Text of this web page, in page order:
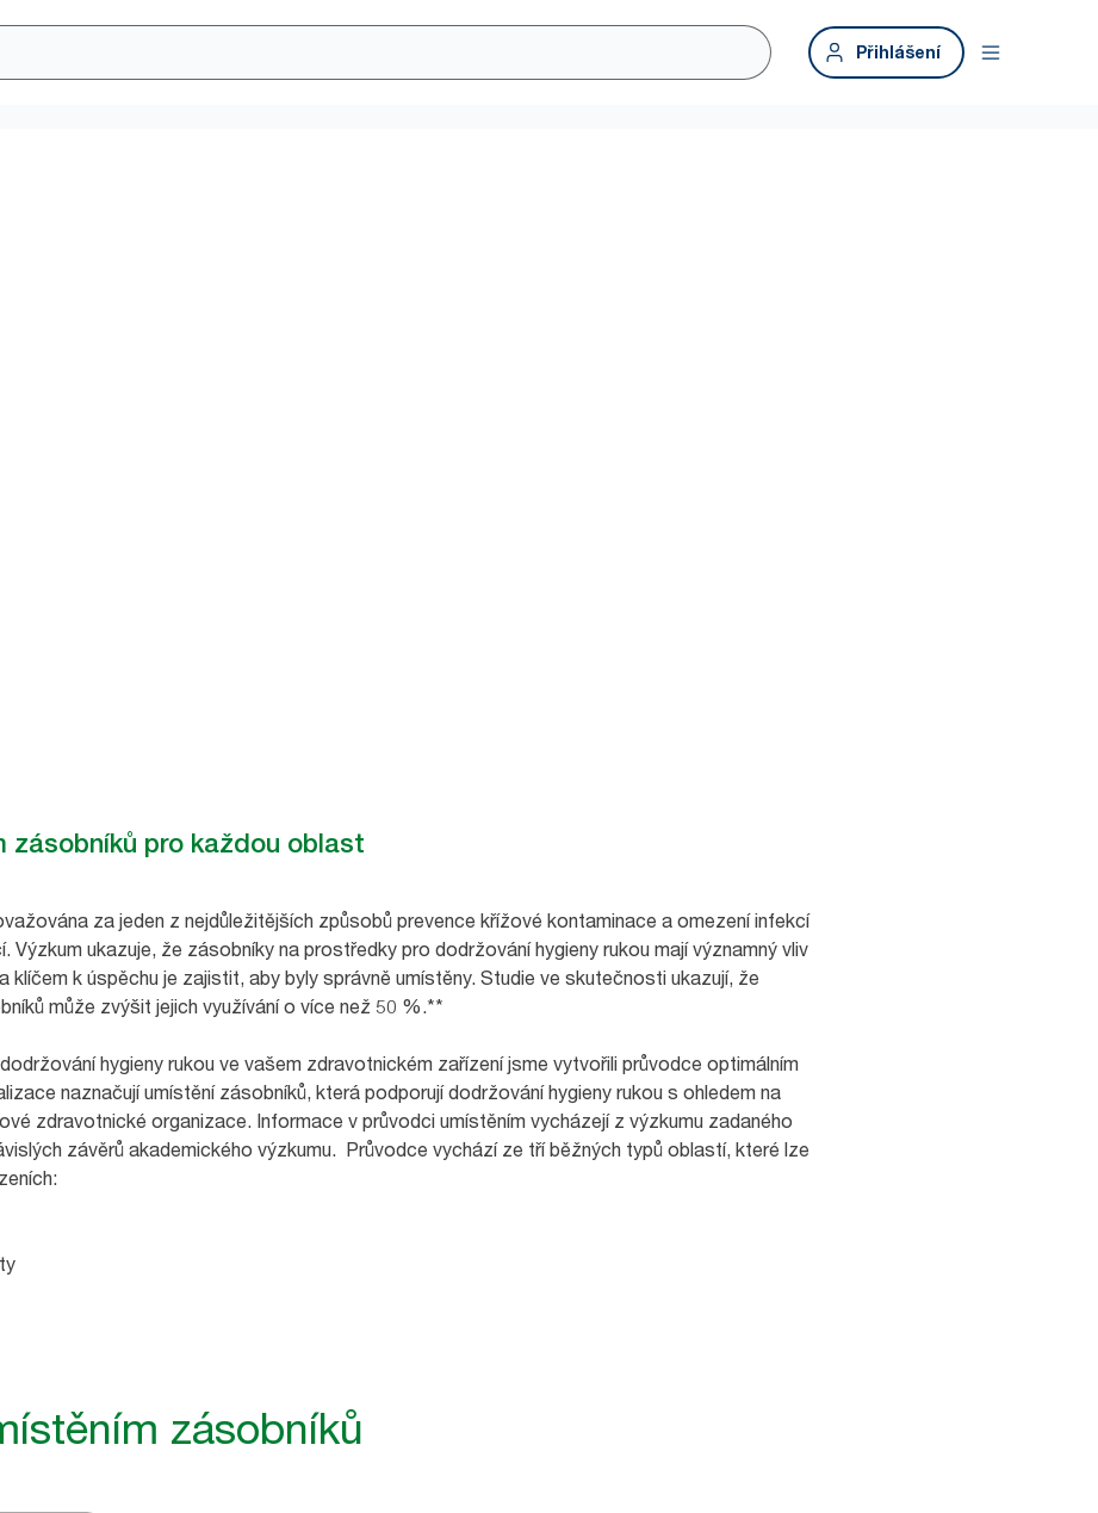
Přihlášení
zásobníků pro každou oblast
za jeden z nejdůležitějších způsobů prevence křížové kontaminace a omezení infekcí
Výzkum ukazuje, že zásobníky na prostředky pro dodržování hygieny rukou mají významný vliv
klíčem k úspěchu je zajistit, aby byly správně umístěny. Studie ve skutečnosti ukazují, že
může zvýšit jejich využívání o více než 50 %.**
hygieny rukou ve vašem zdravotnickém zařízení jsme vytvořili průvodce optimálním
naznačují umístění zásobníků, která podporují dodržování hygieny rukou s ohledem na
zdravotnické organizace. Informace v průvodci umístěním vycházejí z výzkumu zadaného
závěrů akademického výzkumu. Průvodce vychází ze tří běžných typů oblastí, které lze
zásobníků